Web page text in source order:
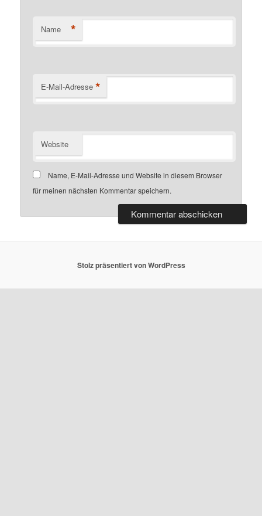
Name *
E-Mail-Adresse *
Website
Name, E-Mail-Adresse und Website in diesem Browser
für meinen nächsten Kommentar speichern.
Stolz präsentiert von WordPress